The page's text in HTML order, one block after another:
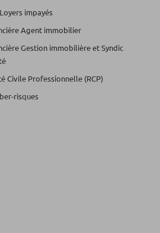
impayés
Agent immobilier
Gestion immobilière et Syndic
Civile Professionnelle (RCP)
risques